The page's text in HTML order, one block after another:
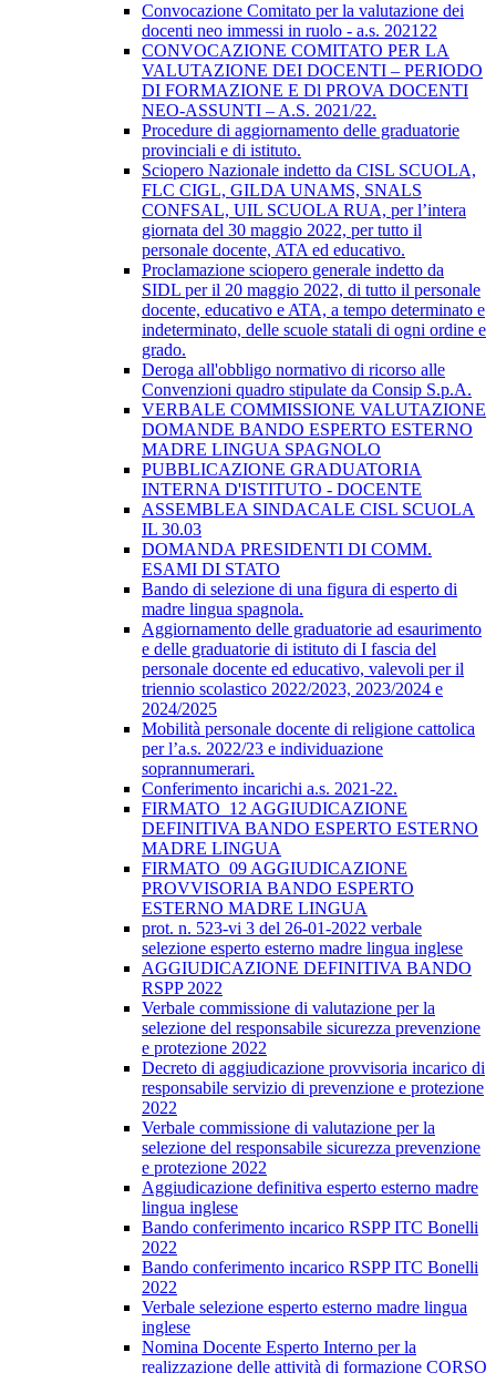
Convocazione Comitato per la valutazione dei
docenti neo immessi in ruolo - a.s. 202122
CONVOCAZIONE COMITATO PER LA
VALUTAZIONE DEI DOCENTI – PERIODO
DI FORMAZIONE E Dl PROVA DOCENTI
NEO-ASSUNTI – A.S. 2021/22.
Procedure di aggiornamento delle graduatorie
provinciali e di istituto.
Sciopero Nazionale indetto da CISL SCUOLA,
FLC CIGL, GILDA UNAMS, SNALS
CONFSAL, UIL SCUOLA RUA, per l’intera
giornata del 30 maggio 2022, per tutto il
personale docente, ATA ed educativo.
Proclamazione sciopero generale indetto da
SIDL per il 20 maggio 2022, di tutto il personale
docente, educativo e ATA, a tempo determinato e
indeterminato, delle scuole statali di ogni ordine e
grado.
Deroga all'obbligo normativo di ricorso alle
Convenzioni quadro stipulate da Consip S.p.A.
VERBALE COMMISSIONE VALUTAZIONE
DOMANDE BANDO ESPERTO ESTERNO
MADRE LINGUA SPAGNOLO
PUBBLICAZIONE GRADUATORIA
INTERNA D'ISTITUTO - DOCENTE
ASSEMBLEA SINDACALE CISL SCUOLA
IL 30.03
DOMANDA PRESIDENTI DI COMM.
ESAMI DI STATO
Bando di selezione di una figura di esperto di
madre lingua spagnola.
Aggiornamento delle graduatorie ad esaurimento
e delle graduatorie di istituto di I fascia del
personale docente ed educativo, valevoli per il
triennio scolastico 2022/2023, 2023/2024 e
2024/2025
Mobilità personale docente di religione cattolica
per l’a.s. 2022/23 e individuazione
soprannumerari.
Conferimento incarichi a.s. 2021-22.
FIRMATO_12 AGGIUDICAZIONE
DEFINITIVA BANDO ESPERTO ESTERNO
MADRE LINGUA
FIRMATO_09 AGGIUDICAZIONE
PROVVISORIA BANDO ESPERTO
ESTERNO MADRE LINGUA
prot. n. 523-vi 3 del 26-01-2022 verbale
selezione esperto esterno madre lingua inglese
AGGIUDICAZIONE DEFINITIVA BANDO
RSPP 2022
Verbale commissione di valutazione per la
selezione del responsabile sicurezza prevenzione
e protezione 2022
Decreto di aggiudicazione provvisoria incarico di
responsabile servizio di prevenzione e protezione
2022
Verbale commissione di valutazione per la
selezione del responsabile sicurezza prevenzione
e protezione 2022
Aggiudicazione definitiva esperto esterno madre
lingua inglese
Bando conferimento incarico RSPP ITC Bonelli
2022
Bando conferimento incarico RSPP ITC Bonelli
2022
Verbale selezione esperto esterno madre lingua
inglese
Nomina Docente Esperto Interno per la
realizzazione delle attività di formazione CORSO